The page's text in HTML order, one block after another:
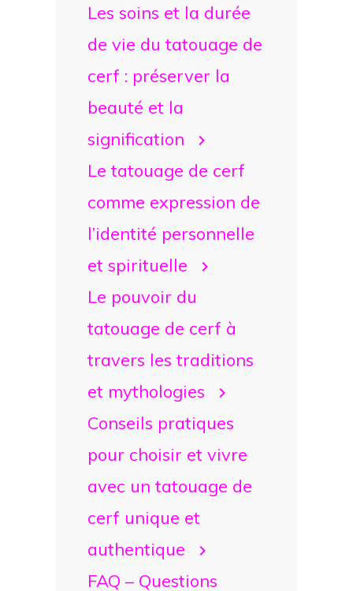
Les soins et la durée
de vie du tatouage de
cerf : préserver la
beauté et la
signification
Le tatouage de cerf
comme expression de
l’identité personnelle
et spirituelle
Le pouvoir du
tatouage de cerf à
travers les traditions
et mythologies
Conseils pratiques
pour choisir et vivre
avec un tatouage de
cerf unique et
authentique
FAQ – Questions